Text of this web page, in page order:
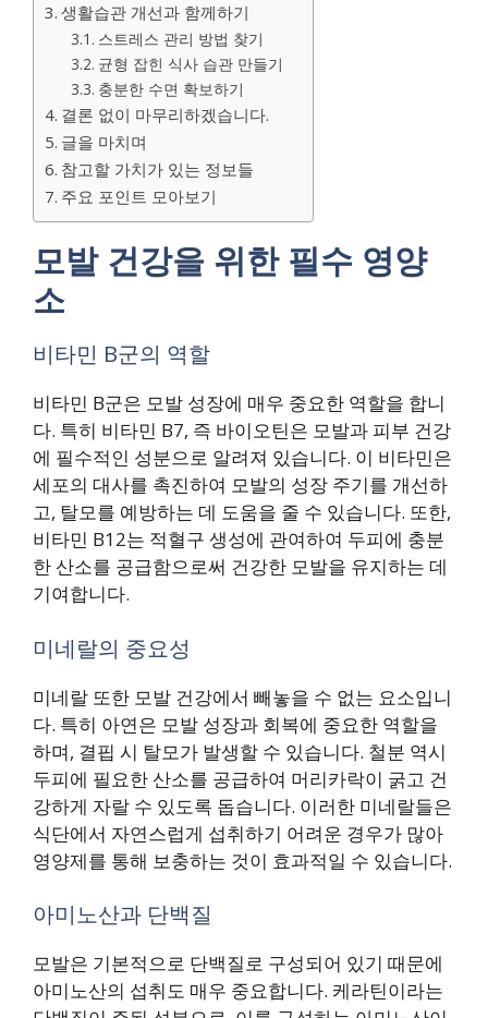
생활습관 개선과 함께하기
스트레스 관리 방법 찾기
균형 잡힌 식사 습관 만들기
충분한 수면 확보하기
결론 없이 마무리하겠습니다.
글을 마치며
참고할 가치가 있는 정보들
주요 포인트 모아보기
모발 건강을 위한 필수 영양
소
비타민 B군의 역할
비타민 B군은 모발 성장에 매우 중요한 역할을 합니
다. 특히 비타민 B7, 즉 바이오틴은 모발과 피부 건강
에 필수적인 성분으로 알려져 있습니다. 이 비타민은
세포의 대사를 촉진하여 모발의 성장 주기를 개선하
고, 탈모를 예방하는 데 도움을 줄 수 있습니다. 또한,
비타민 B12는 적혈구 생성에 관여하여 두피에 충분
한 산소를 공급함으로써 건강한 모발을 유지하는 데
기여합니다.
미네랄의 중요성
미네랄 또한 모발 건강에서 빼놓을 수 없는 요소입니
다. 특히 아연은 모발 성장과 회복에 중요한 역할을
하며, 결핍 시 탈모가 발생할 수 있습니다. 철분 역시
두피에 필요한 산소를 공급하여 머리카락이 굵고 건
강하게 자랄 수 있도록 돕습니다. 이러한 미네랄들은
식단에서 자연스럽게 섭취하기 어려운 경우가 많아
영양제를 통해 보충하는 것이 효과적일 수 있습니다.
아미노산과 단백질
모발은 기본적으로 단백질로 구성되어 있기 때문에
아미노산의 섭취도 매우 중요합니다. 케라틴이라는